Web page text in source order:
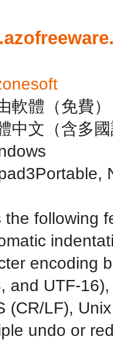
軟體（免費）
中文（含多
the following
encoding
and UTF-
(CR/LF),
undo or